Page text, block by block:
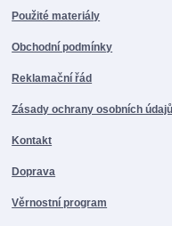
Použité materiály
Obchodní podmínky
Reklamační řád
Zásady ochrany osobních údajů
Kontakt
Doprava
Věrnostní program